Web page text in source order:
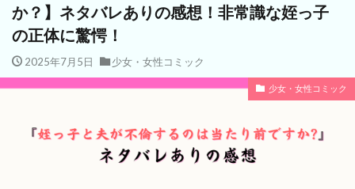
か？】ネタバレありの感想！非常識な姪っ子
の正体に驚愕！
2025年7月5日 少女・女性コミック
少女・女性コミック